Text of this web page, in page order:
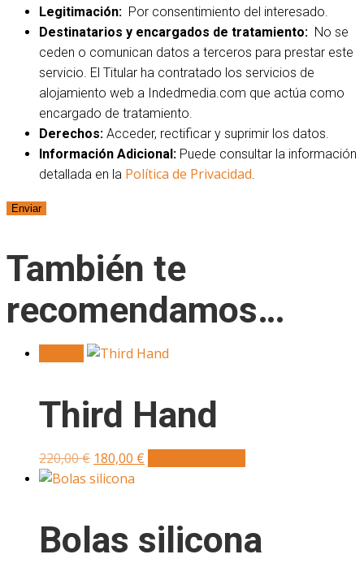
Legitimación: Por consentimiento del interesado.
Destinatarios y encargados de tratamiento: No se
ceden o comunican datos a terceros para prestar este
servicio. El Titular ha contratado los servicios de
alojamiento web a Indedmedia.com que actúa como
encargado de tratamiento.
Derechos: Acceder, rectificar y suprimir los datos.
Información Adicional: Puede consultar la información
detallada en la Política de Privacidad
También te
recomendamos…
Third Hand
220,00€ El
precio
220,00 €.
180,00 €
180,00 €.
Bolas silicona